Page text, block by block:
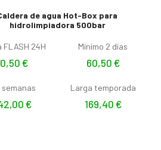
de agua Hot-Box para
hidrolimpiadora 500bar
FLASH 24H
€
Mínimo 2 días
60,50 €
semanas
€
Larga temporada
169,40 €